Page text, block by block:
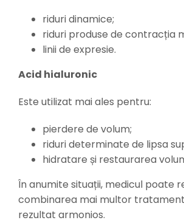
riduri dinamice;
riduri produse de contracția
linii de expresie.
Acid hialuronic
Este utilizat mai ales pentru:
pierdere de volum;
riduri determinate de lipsa
hidratare și restaurarea
În anumite situații, medicul poate
combinarea mai multor
rezultat armonios.